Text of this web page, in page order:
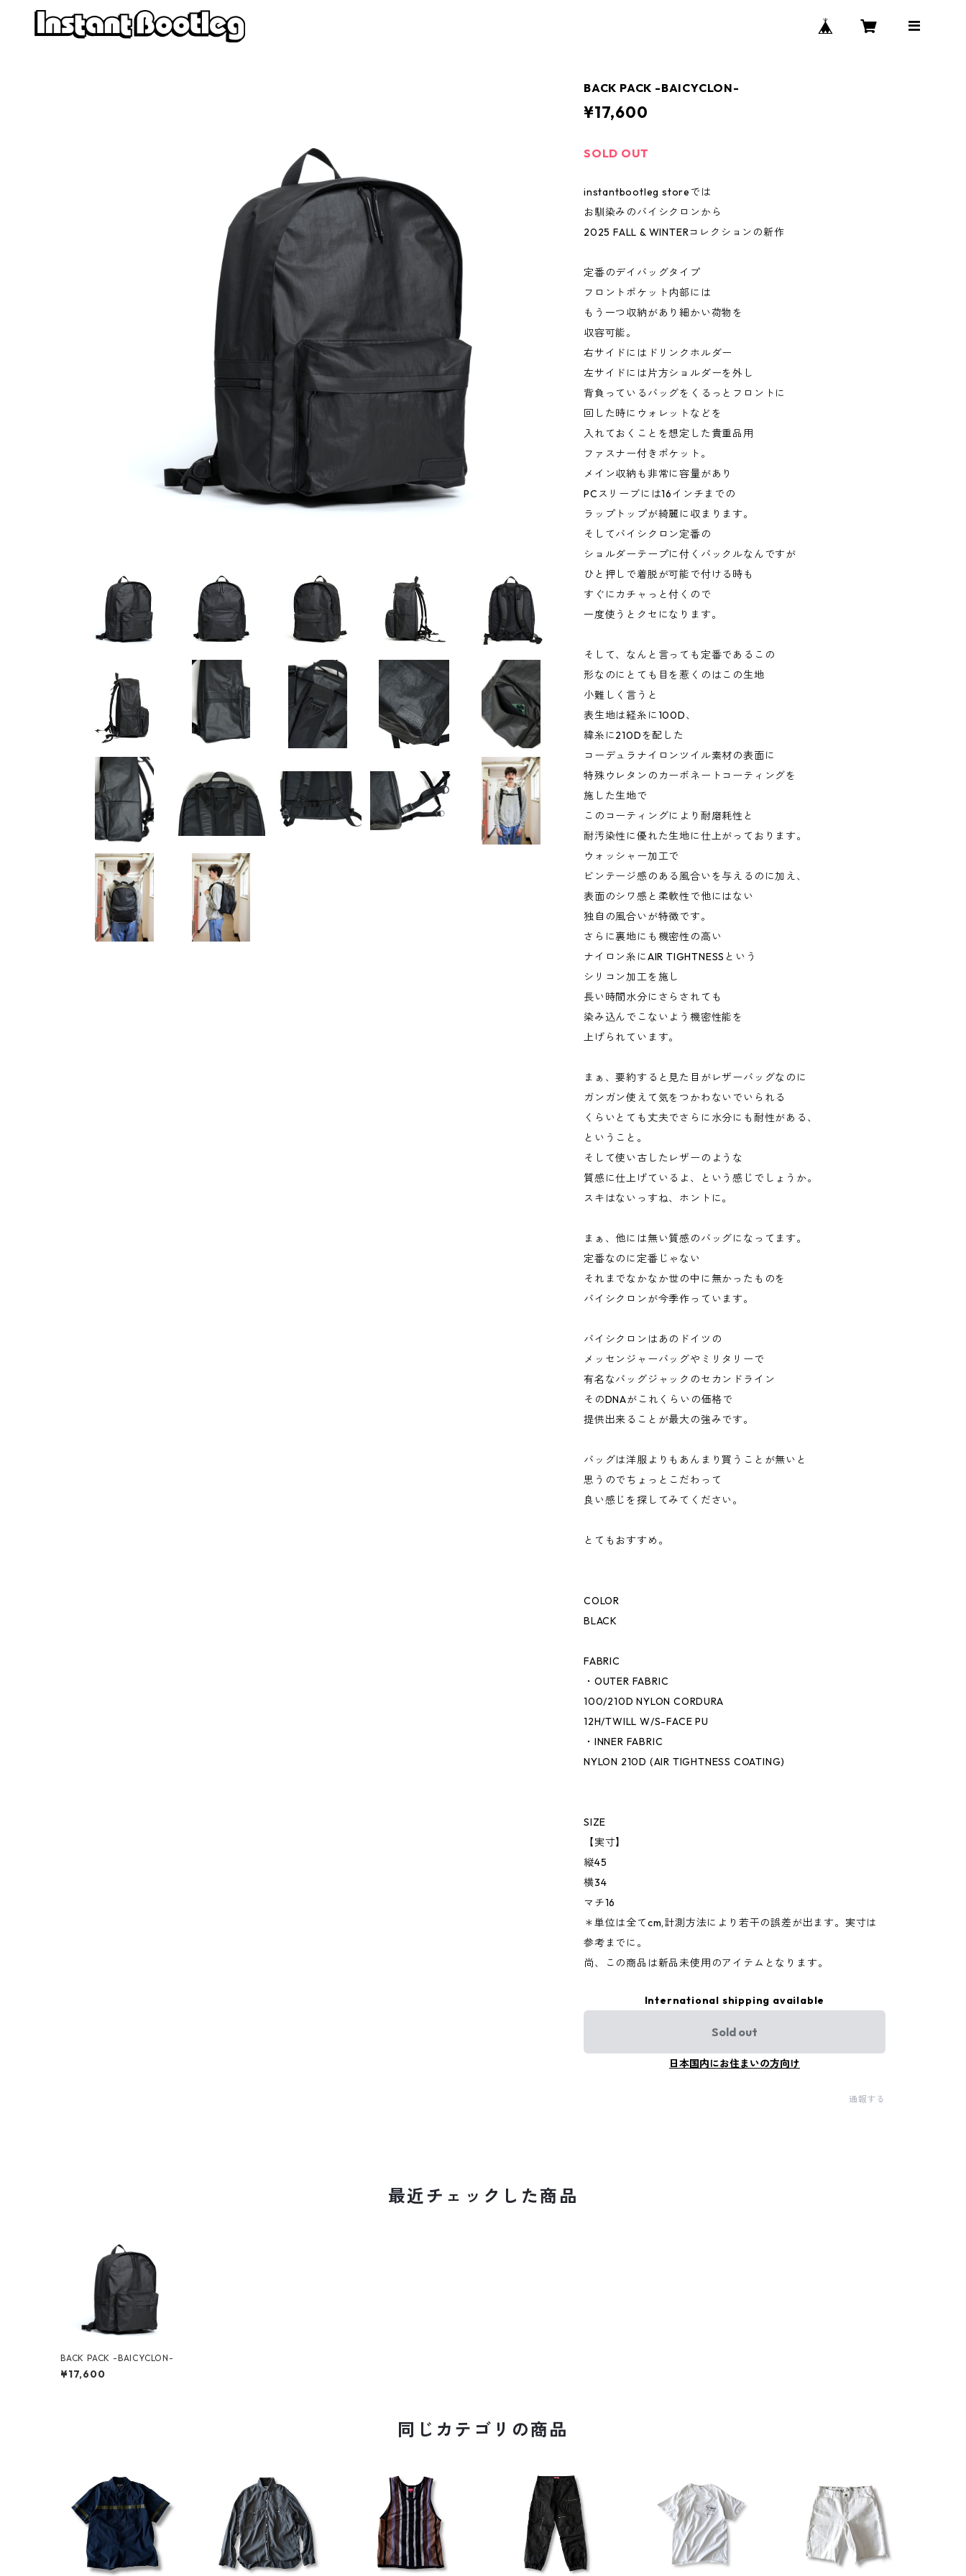
BACK PACK -BAICYCLON-
¥17,600
SOLD OUT
instantbootleg storeでは
お馴染みのバイシクロンから
2025 FALL & WINTERコレクションの新作
定番のデイバッグタイプ
フロントポケット内部には
もう一つ収納があり細かい荷物を
収容可能。
右サイドにはドリンクホルダー
左サイドには片方ショルダーを外し
背負っているバッグをくるっとフロントに
回した時にウォレットなどを
入れておくことを想定した貴重品用
ファスナー付きポケット。
メイン収納も非常に容量があり
PCスリーブには16インチまでの
ラップトップが綺麗に収まります。
そしてバイシクロン定番の
ショルダーテープに付くバックルなんですが
ひと押しで着脱が可能で付ける時も
すぐにカチャっと付くので
一度使うとクセになります。
そして、なんと言っても定番であるこの
形なのにとても目を惹くのはこの生地
小難しく言うと
表生地は経糸に100D、
緯糸に210Dを配した
コーデュラナイロンツイル素材の表面に
特殊ウレタンのカーボネートコーティングを
施した生地で
このコーティングにより耐磨耗性と
耐汚染性に優れた生地に仕上がっております。
ウォッシャー加工で
ビンテージ感のある風合いを与えるのに加え、
表面のシワ感と柔軟性で他にはない
独自の風合いが特徴です。
さらに裏地にも機密性の高い
ナイロン糸にAIR TIGHTNESSという
シリコン加工を施し
長い時間水分にさらされても
染み込んでこないよう機密性能を
上げられています。
まぁ、要約すると見た目がレザーバッグなのに
ガンガン使えて気をつかわないでいられる
くらいとても丈夫でさらに水分にも耐性がある、
ということ。
そして使い古したレザーのような
質感に仕上げているよ、という感じでしょうか。
スキはないっすね、ホントに。
まぁ、他には無い質感のバッグになってます。
定番なのに定番じゃない
それまでなかなか世の中に無かったものを
バイシクロンが今季作っています。
バイシクロンはあのドイツの
メッセンジャーバッグやミリタリーで
有名なバッグジャックのセカンドライン
そのDNAがこれくらいの価格で
提供出来ることが最大の強みです。
バッグは洋服よりもあんまり買うことが無いと
思うのでちょっとこだわって
良い感じを探してみてください。
とてもおすすめ。
COLOR
BLACK
FABRIC
・OUTER FABRIC
100/210D NYLON CORDURA
12H/TWILL W/S-FACE PU
・INNER FABRIC
NYLON 210D (AIR TIGHTNESS COATING)
SIZE
【実寸】
縦45
横34
マチ16
＊単位は全てcm,計測方法により若干の誤差が出ます。実寸は
参考までに。
尚、この商品は新品未使用のアイテムとなります。
International shipping available
Sold out
日本国内にお住まいの方向け
通報する
最近チェックした商品
BACK PACK -BAICYCLON-
¥17,600
同じカテゴリの商品